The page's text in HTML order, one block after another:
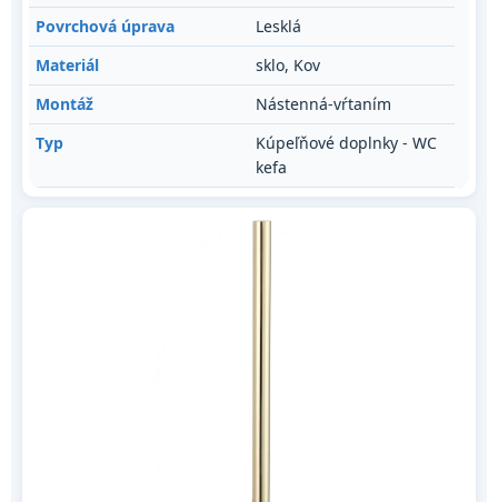
Povrchová úprava
Lesklá
Materiál
sklo, Kov
Montáž
Nástenná-vŕtaním
Typ
Kúpeľňové doplnky - WC
kefa